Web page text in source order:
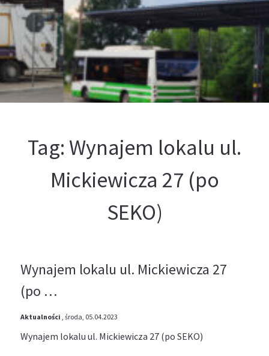
Kontakt
Oferta
Tag: Wynajem lokalu ul.
Mickiewicza 27 (po
SEKO)
Wynajem lokalu ul. Mickiewicza 27
(po …
Aktualności , środa, 05.04.2023
Wynajem lokalu ul. Mickiewicza 27 (po SEKO)